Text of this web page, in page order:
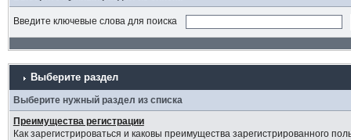
Введите ключевые слова для поиска
Выберите раздел
Выберите нужный раздел из списка
Преимущества регистрации
Как зарегистрироваться и каковы преимущества зарегистрированного